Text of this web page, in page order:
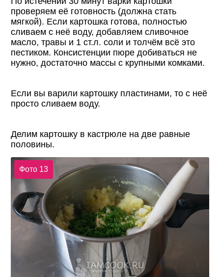
проверяем её готовность (должна стать
мягкой). Если картошка готова, полностью
сливаем с неё воду, добавляем сливочное
масло, травы и 1 ст.л. соли и толчём всё это
пестиком. Консистенции пюре добиваться не
нужно, достаточно массы с крупными комками.
Если вы варили картошку пластинами, то с неё
просто сливаем воду.
Делим картошку в кастрюле на две равные
половины.
Фото 13